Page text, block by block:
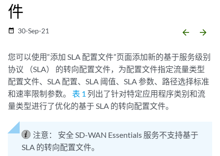
件
date_range 30-Sep-21 arrow_backward arrow_forward
您可以使用“添加 SLA 配置文件”页面添加新的基于服务级别
协议 （SLA） 的转向配置文件，为配置文件指定流量类型
配置文件、SLA 配置、SLA 阈值、SLA 参数、路径选择标准
和速率限制参数。 表 1 列出了针对特定应用程序类别和流
量类型进行了优化的基于 SLA 的转向配置文件。
注意：
安全 SD-WAN Essentials 服务不支持基于
SLA 的转向配置文件。